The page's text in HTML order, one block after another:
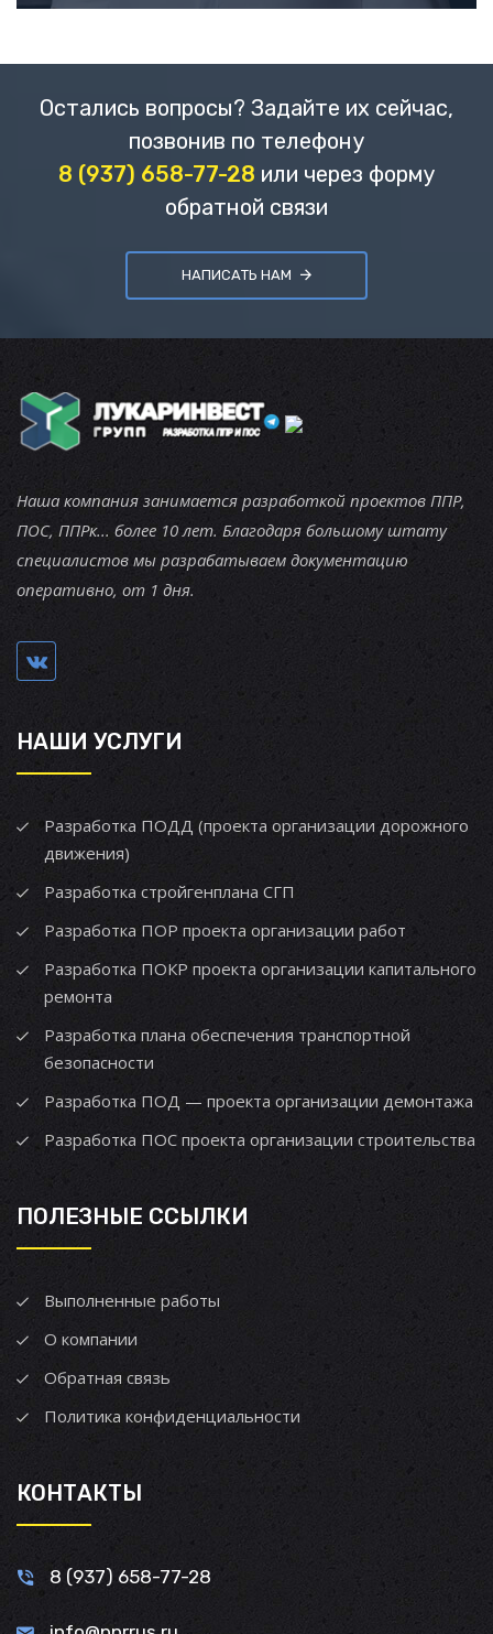
Остались вопросы? Задайте их сейчас,
позвонив по телефону
8 (937) 658-77-28 или через форму
обратной связи
НАПИСАТЬ НАМ
Наша компания занимается разработкой проектов ППР,
ПОС, ППРк... более 10 лет. Благодаря большому штату
специалистов мы разрабатываем документацию
оперативно, от 1 дня.
НАШИ УСЛУГИ
Разработка ПОДД (проекта организации дорожного
движения)
Разработка стройгенплана СГП
Разработка ПОР проекта организации работ
Разработка ПОКР проекта организации капитального
ремонта
Разработка плана обеспечения транспортной
безопасности
Разработка ПОД — проекта организации демонтажа
Разработка ПОС проекта организации строительства
ПОЛЕЗНЫЕ ССЫЛКИ
Выполненные работы
О компании
Обратная связь
Политика конфиденциальности
КОНТАКТЫ
8 (937) 658-77-28